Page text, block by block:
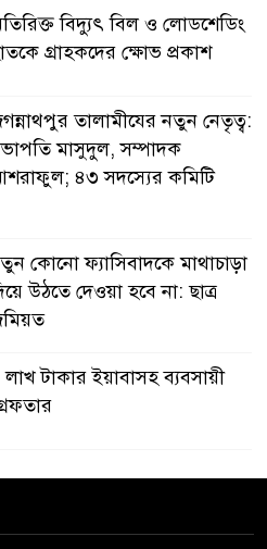
বিদ্যুৎ বিল ও লোডশেডিং
গ্রাহকদের ক্ষোভ প্রকাশ
তালামীযের নতুন নেতৃত্ব:
মাসুদুল, সম্পাদক
৪৩ সদস্যের কমিটি
কোনো ফ্যাসিবাদকে মাথাচাড়া
উঠতে দেওয়া হবে না: ছাত্র
টাকার ইয়াবাসহ ব্যবসায়ী